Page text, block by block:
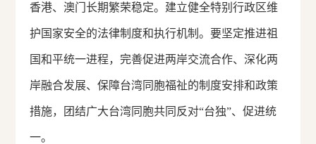
香港、澳门长期繁荣稳定。建立健全特别行政区维
护国家安全的法律制度和执行机制。要坚定推进祖
国和平统一进程，完善促进两岸交流合作、深化两
岸融合发展、保障台湾同胞福祉的制度安排和政策
措施，团结广大台湾同胞共同反对“台独”、促进统
一。